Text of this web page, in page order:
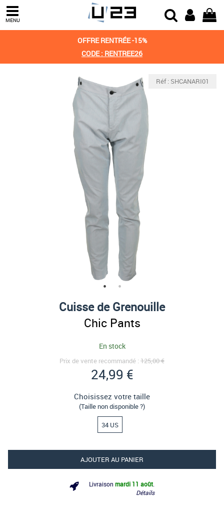
MENU
OFFRE RENTRÉE -15%
CODE : RENTREE26
Réf : SHCANARI01
Cuisse de Grenouille
Chic Pants
En stock
Prix de vente recommandé : 125,00 €
24,99 €
Choisissez votre taille
(Taille non disponible ?)
34 US
AJOUTER AU PANIER
Livraison mardi 11 août
Détails